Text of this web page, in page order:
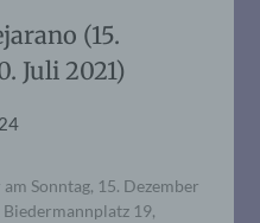
(15.
Juli 2021)
Sonntag, 15. Dezember
19,